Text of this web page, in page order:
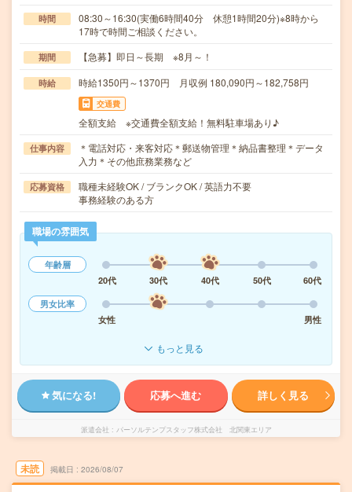
時間
08:30～16:30(実働6時間40分 休憩1時間20分)※8時から
17時で時間ご相談ください。
期間 【急募】即日～長期 ※8月～！
時給 時給1350円～1370円 月収例 180,090円～182,758円
交通費
全額支給 ※交通費全額支給！無料駐車場あり♪
仕事内容
＊電話対応・来客対応＊郵送物管理＊納品書整理＊データ
入力＊その他庶務業務など
応募資格
職種未経験OK / ブランクOK / 英語力不要
事務経験のある方
職場の雰囲気
年齢層
20代
30代 40代 50代
60代
男女比率
女性
男性
もっと見る
気になる! 応募へ進む 詳しく見る
派遣会社 パーソルテンプスタッフ株式会社 北関東エリア
未読 掲載日 2026/08/07